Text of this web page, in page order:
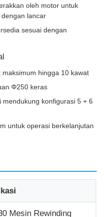
oleh motor untuk
lancar
sesuai dengan
hingga 10 kawat
Φ250 keras
konfigurasi 5 + 6
untuk operasi berkelanjutan
Mesin Rewinding